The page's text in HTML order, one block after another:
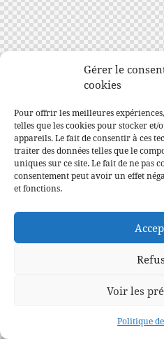
Gérer le
cookies
Pour offrir les meilleures
telles que les cookies pour stocker
appareils. Le fait de consentir à ces
traiter des données telles que le
uniques sur ce site. Le fait de ne pas
consentement peut avoir un effet
et fonctions.
Voir les
Politique